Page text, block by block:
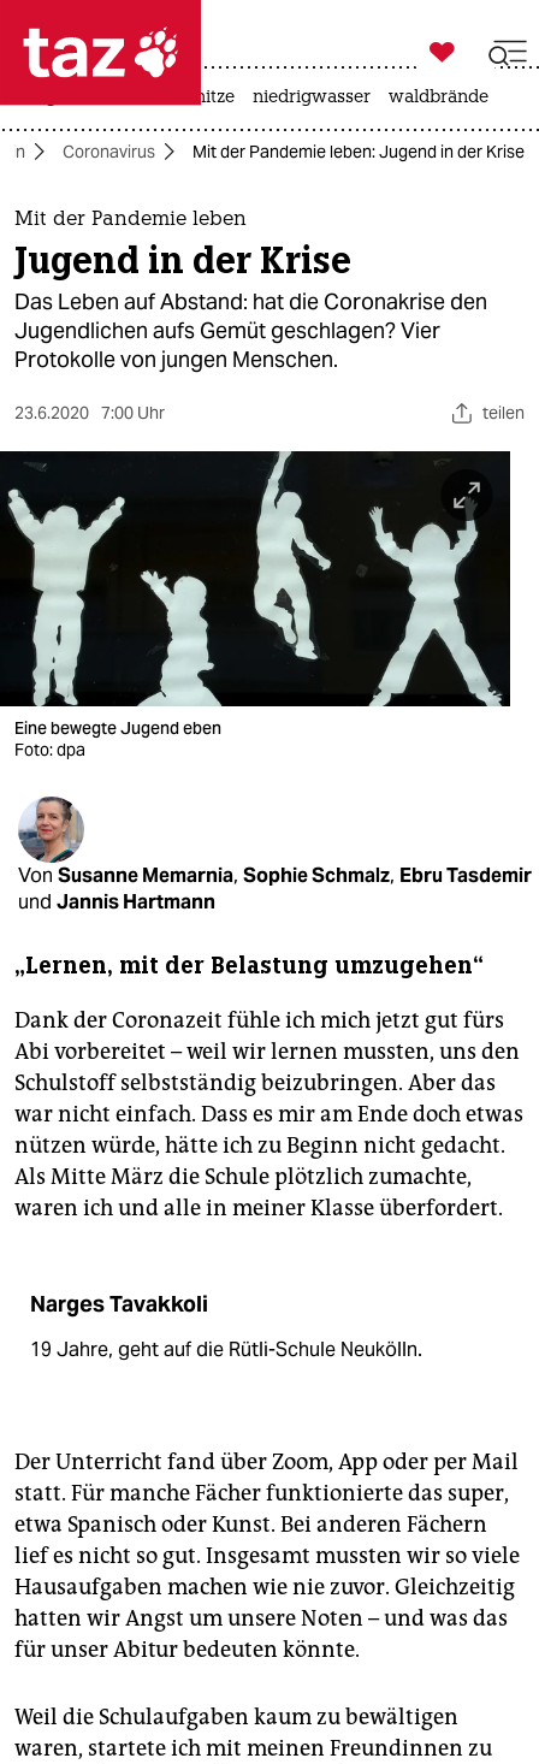
 taz zahl ich
taz zahl ich
themen
politik
öko
sport
berlin
nord
wahrheit
verlag
verlag
veranstaltungen
shop
fragen & hilfe
genossenschaft
epaper login

taz zahl ich
hitze niedrigwasser waldbrände
Coronavirus Mit der Pandemie leben: Jugend in der Krise
Mit der Pandemie leben
Jugend in der Krise
Das Leben auf Abstand: hat die Coronakrise den
Jugendlichen aufs Gemüt geschlagen? Vier
Protokolle von jungen Menschen.
23.6.2020 7:00 Uhr teilen
Eine bewegte Jugend eben
Foto: dpa
Von Susanne Memarnia, Sophie Schmalz, Ebru Tasdemir
und Jannis Hartmann
„Lernen, mit der Belastung umzugehen“
Dank der Coronazeit fühle ich mich jetzt gut fürs
Abi vorbereitet – weil wir lernen mussten, uns den
Schulstoff selbstständig beizubringen. Aber das
war nicht einfach. Dass es mir am Ende doch etwas
nützen würde, hätte ich zu Beginn nicht gedacht.
Als Mitte März die Schule plötzlich zumachte,
waren ich und alle in meiner Klasse überfordert.
Narges Tavakkoli
19 Jahre, geht auf die Rütli-Schule Neukölln.
Der Unterricht fand über Zoom, App oder per Mail
statt. Für manche Fächer funk­tio­nierte das super,
etwa Spanisch oder Kunst. Bei anderen Fächern
lief es nicht so gut. Insgesamt mussten wir so viele
Hausaufgaben machen wie nie zuvor. Gleichzeitig
hatten wir Angst um unsere Noten – und was das
für unser Abitur bedeuten könnte.
Weil die Schulaufgaben kaum zu bewältigen
waren, startete ich mit meinen Freundinnen zu